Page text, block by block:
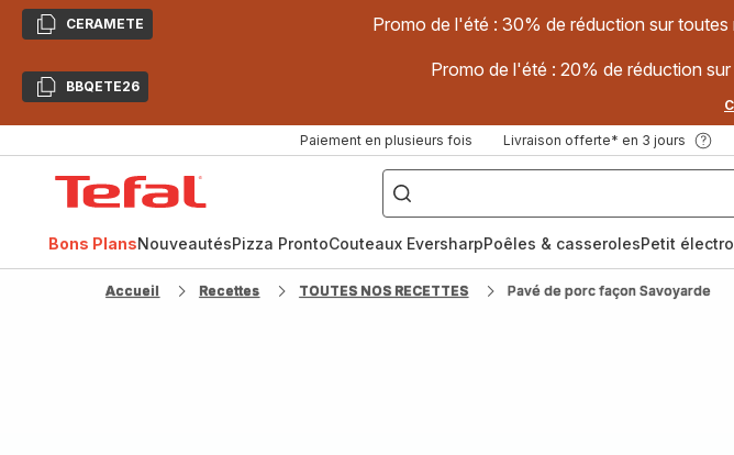
CopierCERAMETE Promo de l'été : 30% de réduction sur
CopierBBQETE26
Promo de l'été : 20% de réduction
Paiement en plusieurs fois Livraison offerte* en 3 jours
["Poêles
inox,
Cake
Factory,
Bons PlansNouveautésPizza ProntoCouteaux EversharpPoêles & casserolesPetit
Accueil Recettes TOUTES NOS RECETTES Pavé de porc façon Savoyarde